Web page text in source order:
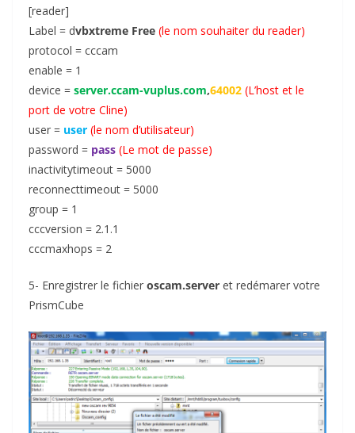
[reader]
Label = dvbxtreme Free (le nom souhaiter du reader)
protocol = cccam
enable = 1
device = server.ccam-vuplus.com,64002 (L’host et le
port de votre Cline)
user = user (le nom d’utilisateur)
password = pass (Le mot de passe)
inactivitytimeout = 5000
reconnecttimeout = 5000
group = 1
cccversion = 2.1.1
cccmaxhops = 2
5- Enregistrer le fichier oscam.server et redémarer votre
PrismCube